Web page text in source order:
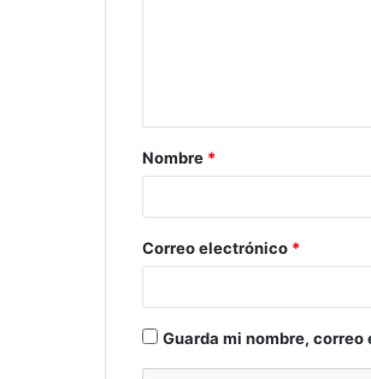
a
r
*
Nombre *
Correo electrónico *
Guarda mi nombre,